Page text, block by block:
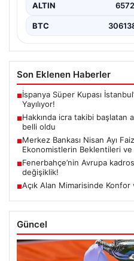
ALTIN
BTC
Son Eklenen Haberler
■İspanya Süper Kupası
Yayılıyor!
■Hakkında icra takibi başlatan
belli oldu
■Merkez Bankası Nisan Ayı
Ekonomistlerin Beklentileri ve
■Fenerbahçe’nin Avrupa
değişiklik!
■Açık Alan Mimarisinde
Güncel